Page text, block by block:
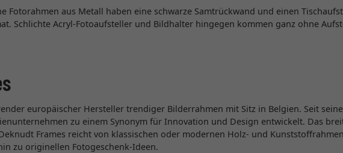
Fotorahmen aus Metall haben eine schwarze Samtrückwand und einen
Schlichte Acryl-Fotoaufsteller und Bildhalter hingegen kommen ganz ohne
europäischer Hersteller trendiger Bilderrahmen mit Sitz in Belgien. Seit
zu einem Synonym für Innovation und Design entwickelt. Das
Frames reicht von klassischen oder modernen Holz- und
zu originellen Fotogeschenk-Ideen.